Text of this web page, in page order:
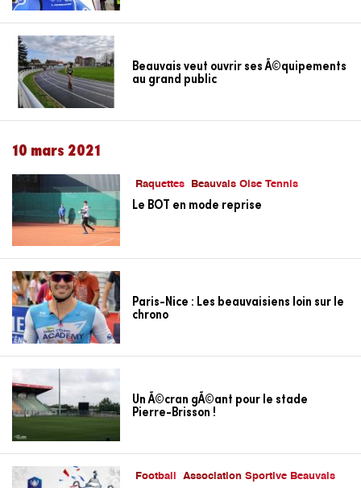
Beauvais veut ouvrir ses Ã©quipements
au grand public
10 mars 2021
Raquettes Beauvais Oise Tennis
Le BOT en mode reprise
Paris-Nice : Les beauvaisiens loin sur le
chrono
Un Ã©cran gÃ©ant pour le stade
Pierre-Brisson !
Football
Association Sportive Beauvais